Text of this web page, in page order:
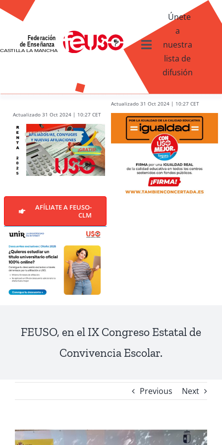
Skip
content
Toggle
Navigation
Contacto
Únete
a
nuestra
lista de
difusión
Actualizado 31 Oct 2024 | 10:27 CET
Actualizado 31 Oct 2024 | 10:27 CET
AFÍLIATE A FEUSO-
CLM
FEUSO, en el IX Congreso Estatal de
Convivencia Escolar.
Previous Next
View